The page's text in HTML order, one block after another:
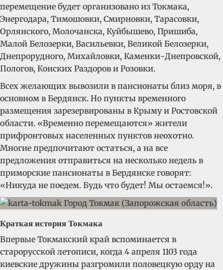
перемещение будет организовано из Токмака,
Энергодара, Тимошовки, Смирновки, Тарасовки,
Орлянского, Молочанска, Куйбышево, Пришиба,
Малой Белозерки, Васильевки, Великой Белозерки,
Днепрорудного, Михайловки, Каменки-Днепровской,
Пологов, Конских Раздоров и Розовки.
Всех желающих вывозили в пансионаты близ моря, в
основном в Бердянск. Но пункты временного
размещения зарезервированы в Крыму и Ростовской
области. «Временно перемещаются» жители
прифронтовых населенных пунктов неохотно.
Многие предпочитают остаться, а на все
предложения отправиться на несколько недель в
приморские пансионаты в Бердянске говорят:
«Никуда не поедем. Будь что будет! Мы остаемся!».
Краткая история Токмака
Впервые Токмакский край вспоминается в
старорусской летописи, когда 4 апреля 1103 года
киевские дружины разгромили половецкую орду на